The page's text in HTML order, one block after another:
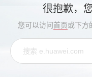
很抱歉，
您可以访问首页或下方